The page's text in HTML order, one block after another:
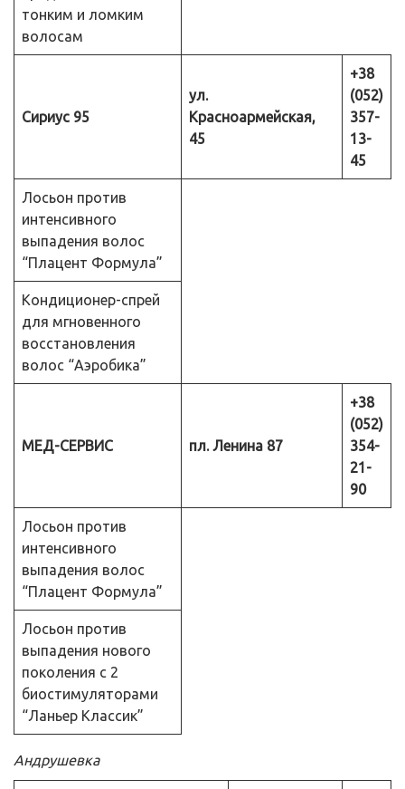
тонким и ломким
волосам
Сириус 95
ул.
Красноармейская,
45
+38
(052)
357-
13-
45
Лосьон против
интенсивного
выпадения волос
“Плацент Формула”
Кондиционер-спрей
для мгновенного
восстановления
волос “Аэробика”
МЕД-СЕРВИС пл. Ленина 87
+38
(052)
354-
21-
90
Лосьон против
интенсивного
выпадения волос
“Плацент Формула”
Лосьон против
выпадения нового
поколения с 2
биостимуляторами
“Ланьер Классик”
Андрушевка